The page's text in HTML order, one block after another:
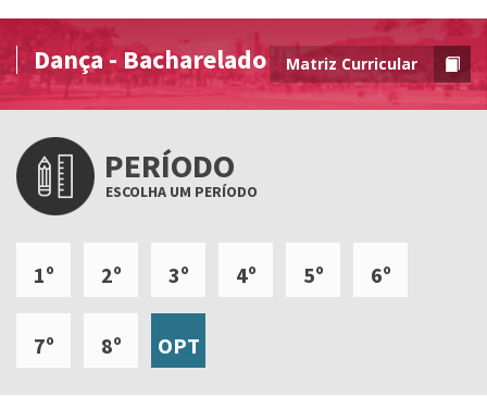
Dança - Bacharelado Matriz Curricular
PERÍODO
ESCOLHA UM PERÍODO
1º 2º 3º 4º 5º 6º
7º 8º OPT